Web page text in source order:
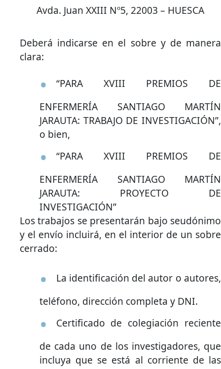
Avda. Juan XXIII Nº5, 22003 – HUESCA
Deberá indicarse en el sobre y de manera
clara:
“PARA XVIII PREMIOS DE
ENFERMERÍA SANTIAGO MARTÍN
JARAUTA: TRABAJO DE INVESTIGACIÓN”,
o bien,
“PARA XVIII PREMIOS DE
ENFERMERÍA SANTIAGO MARTÍN
JARAUTA: PROYECTO DE
INVESTIGACIÓN”
Los trabajos se presentarán bajo seudónimo
y el envío incluirá, en el interior de un sobre
cerrado:
La identificación del autor o autores,
teléfono, dirección completa y DNI.
Certificado de colegiación reciente
de cada uno de los investigadores, que
incluya que se está al corriente de las